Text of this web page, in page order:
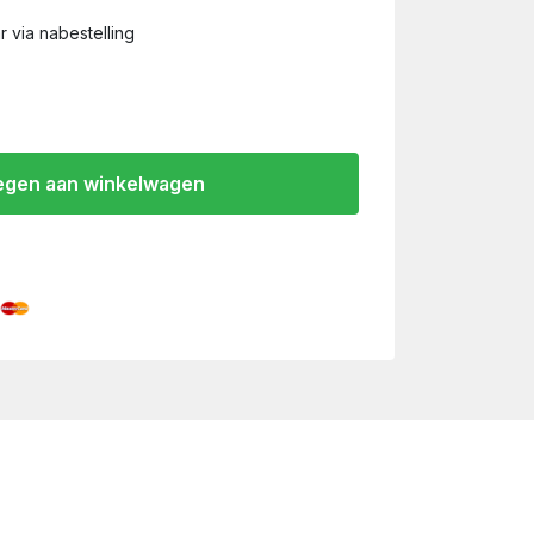
via nabestelling
aan winkelwagen